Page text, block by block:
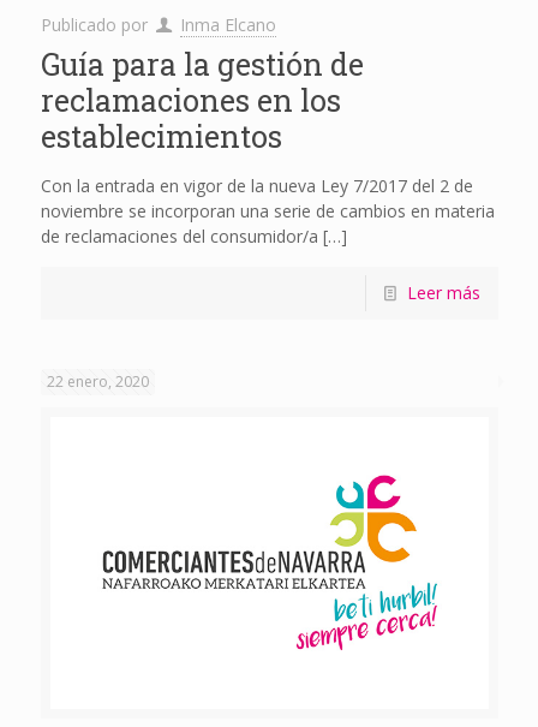
Publicado por Inma Elcano
Guía para la gestión de
reclamaciones en los
establecimientos
Con la entrada en vigor de la nueva Ley 7/2017 del 2 de
noviembre se incorporan una serie de cambios en materia
de reclamaciones del consumidor/a […]
Leer más
22 enero, 2020